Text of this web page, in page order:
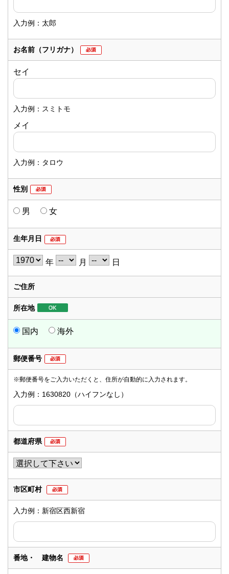
入力例：太郎
お名前 （フリガナ）
セイ
入力例：スミトモ
メイ
入力例：タロウ
性別
男 女
生年月日
年 月 日
ご住所
所在地
国内 海外
郵便番号
※郵便番号をご入力いただくと、住所が自動的に入力されます。
入力例：1630820（ハイフンなし）
都道府県
市区町村
入力例：新宿区西新宿
番地・ 建物名